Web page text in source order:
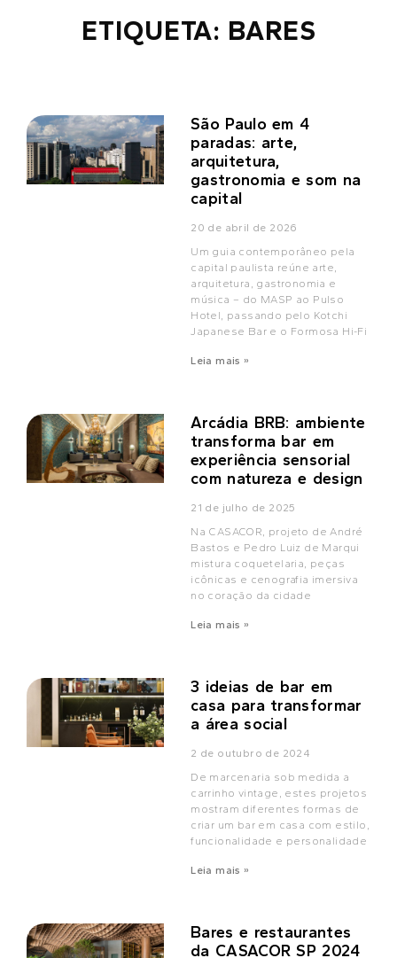
ETIQUETA: BARES
São Paulo em 4
paradas: arte,
arquitetura,
gastronomia e som na
capital
20 de abril de 2026
Um guia contemporâneo pela
capital paulista reúne arte,
arquitetura, gastronomia e
música – do MASP ao Pulso
Hotel, passando pelo Kotchi
Japanese Bar e o Formosa Hi-Fi
Leia mais »
Arcádia BRB: ambiente
transforma bar em
experiência sensorial
com natureza e design
21 de julho de 2025
Na CASACOR, projeto de André
Bastos e Pedro Luiz de Marqui
mistura coquetelaria, peças
icônicas e cenografia imersiva
no coração da cidade
Leia mais »
3 ideias de bar em
casa para transformar
a área social
2 de outubro de 2024
De marcenaria sob medida a
carrinho vintage, estes projetos
mostram diferentes formas de
criar um bar em casa com estilo,
funcionalidade e personalidade
Leia mais »
Bares e restaurantes
da CASACOR SP 2024